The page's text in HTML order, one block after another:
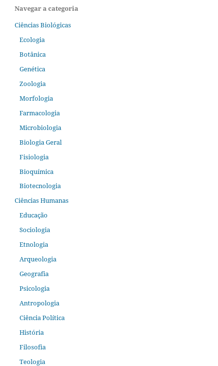
Navegar a categoria
Ciências Biológicas
Ecologia
Botânica
Genética
Zoologia
Morfologia
Farmacologia
Microbiologia
Biologia Geral
Fisiologia
Bioquímica
Biotecnologia
Ciências Humanas
Educação
Sociologia
Etnologia
Arqueologia
Geografia
Psicologia
Antropologia
Ciência Política
História
Filosofia
Teologia